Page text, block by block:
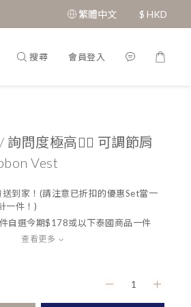
繁體中文 $ HKD
搜尋 會員登入
問度極高❤️‍🔥 可調節肩
Vest
到家！(請注意已折扣的優惠Set當一
一件！)
自選今期$178或以下泰國商品一件
查看更多